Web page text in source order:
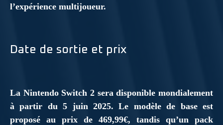
l’expérience multijoueur.
Date de sortie et prix
La Nintendo Switch 2 sera disponible mondialement
à partir du 5 juin 2025. Le modèle de base est
proposé au prix de 469,99€, tandis qu’un pack